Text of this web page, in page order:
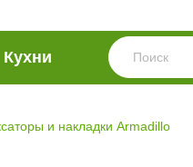
Кухни
и накладки Armadillo